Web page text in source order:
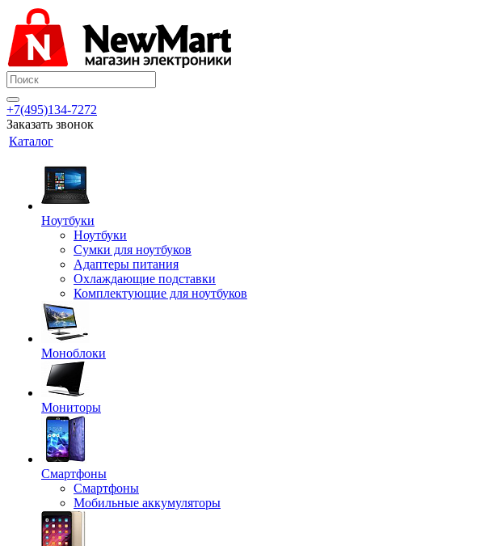
+7(495)134-7272
Заказать звонок
Каталог
Ноутбуки
Ноутбуки
Сумки для ноутбуков
Адаптеры питания
Охлаждающие подставки
Комплектующие для ноутбуков
Моноблоки
Мониторы
Смартфоны
Смартфоны
Мобильные аккумуляторы